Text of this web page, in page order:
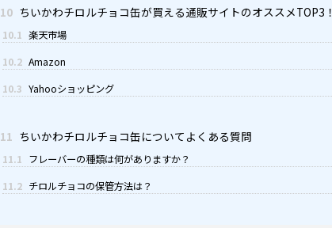
10 ちいかわチロルチョコ缶が買える通販サイトのオススメTOP3！
10.1 楽天市場
10.2 Amazon
10.3 Yahooショッピング
11 ちいかわチロルチョコ缶についてよくある質問
11.1 フレーバーの種類は何がありますか？
11.2 チロルチョコの保管方法は？